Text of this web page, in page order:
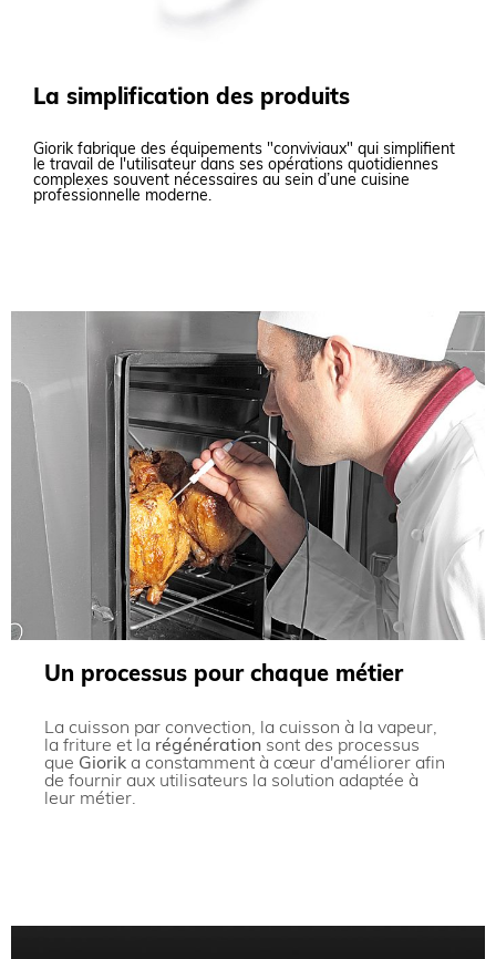
La simplification des produits
Giorik fabrique des équipements "conviviaux" qui simplifient
le travail de l'utilisateur dans ses opérations quotidiennes
complexes souvent nécessaires au sein d’une cuisine
professionnelle moderne.
Un processus pour chaque métier
La cuisson par convection, la cuisson à la vapeur,
la friture et la régénération sont des processus
que Giorik a constamment à cœur d'améliorer afin
de fournir aux utilisateurs la solution adaptée à
leur métier.